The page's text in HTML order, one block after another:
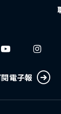
電子報